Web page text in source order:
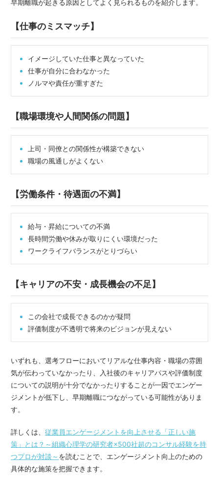
早期離職が起きる原因としてよく見られるものを紹介します。
【仕事のミスマッチ】
イメージしていた仕事と異なっていた
仕事が自分に合わなかった
ノルマや責任が重すぎた
【職場環境や人間関係の問題】
上司・同僚との関係性が構築できない
職場の風通しがよくない
【労働条件・待遇面の不満】
給与・昇給についての不満
長時間労働や休みが取りにくい環境だった
ワークライフバランスがとりづらい
【キャリアの不安・成長機会の不足】
この会社で成長できるのかが疑問
評価制度が不透明で将来のビジョンが見えない
いずれも、選考フローにおいてリアルな仕事内容・職場の雰囲
気が伝わっていなかったり、入社後のキャリアパスや評価制度
についての説明が十分でなかったりすることが一因でエンゲー
ジメントが低下し、早期離職につながっている可能性がありま
す。
詳しくは、従業員エンゲージメントを向上させる「正しい施
策」とは？～組織心理学の研究者×500社超のコンサル経験を持
つプロが対談～ を読むことで、エンゲージメント向上のための
具体的な施策を把握できます。